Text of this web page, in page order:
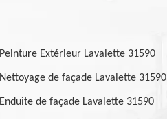
Peinture Extérieur Lavalette 31590
Nettoyage de façade Lavalette 31590
Enduite de façade Lavalette 31590